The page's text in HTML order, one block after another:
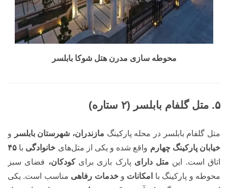
محوطه سازی مدرن هتل شوکا بابلسر
۵. متل گلفام بابلسر (۲ ستاره)
متل گلفام بابلسر در محله پارکینگ مازندران، شهرستان بابلسر
و
خیابان پارکینگ چهارم واقع شده و یکی از متل‌های خانوادگی با ۴۵
اتاق است. این متل دارای پارک بازی برایکودکان، فضای سبز
محوطه و پارکینگ با
امکانات وخدمات رفاهی مناسب است. یکی